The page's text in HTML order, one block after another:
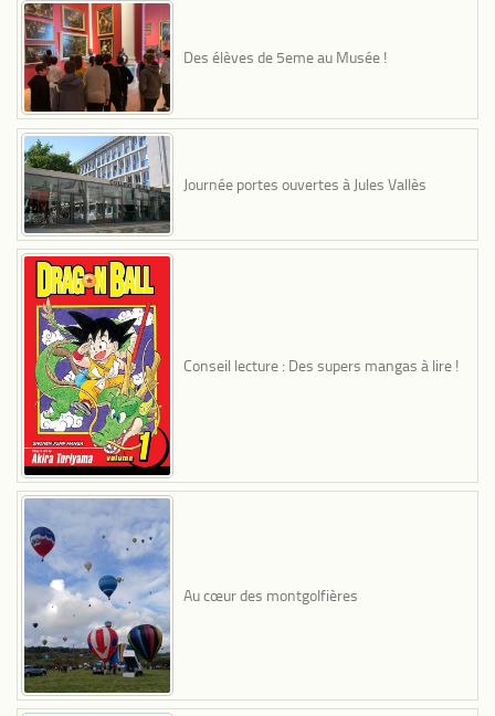
Des élèves de 5eme au Musée !
Journée portes ouvertes à Jules Vallès
Conseil lecture : Des supers mangas à lire !
Au cœur des montgolfières